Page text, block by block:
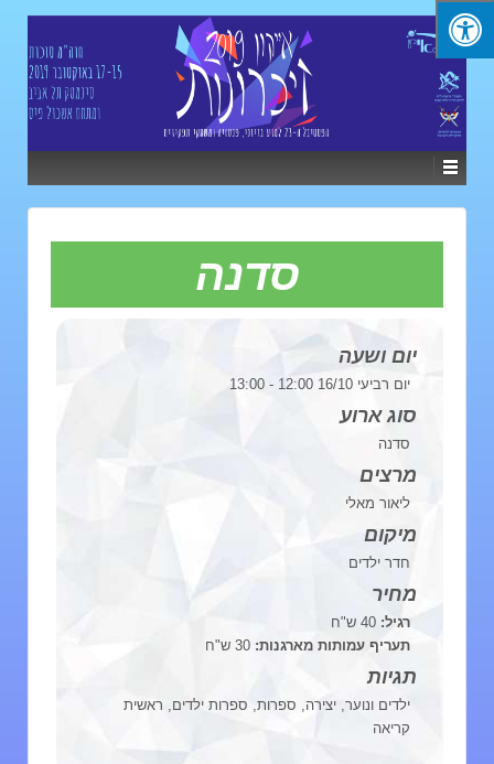
סדנה
יום ושעה
יום רביעי 16/10 12:00 - 13:00
סוג ארוע
מרצים
ליאור מאלי
חדר ילדים
תעריף עמותות מארגנות:30 ש"ח
ילדים ונוער, יצירה, ספרות, ספרות ילדים, ראשית